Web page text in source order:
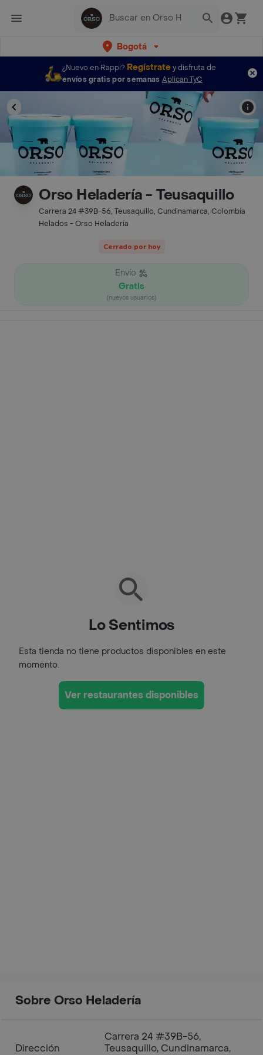
Bogotá
¿Nuevo en Rappi? Regístratey disfruta de
envíos gratis por semanas Aplican TyC
Orso Heladería - Teusaquillo
Carrera 24 #39B-56, Teusaquillo, Cundinamarca, Colombia
Helados - Orso Heladería
Cerrado por hoy
Envío
Gratis
(nuevos usuarios)
Lo Sentimos
Esta tienda no tiene productos disponibles en este
momento.
Ver restaurantes disponibles
Sobre Orso Heladería
Dirección
Carrera 24 #39B-56,
Teusaquillo, Cundinamarca,